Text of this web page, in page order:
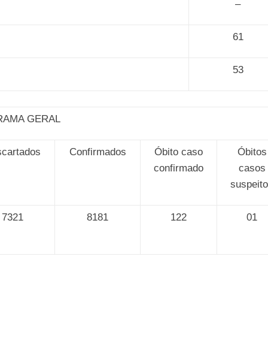
–
61
53
GERAL
Confirmados
Óbito caso
confirmado
Óbitos
casos
7321 8181 122 01